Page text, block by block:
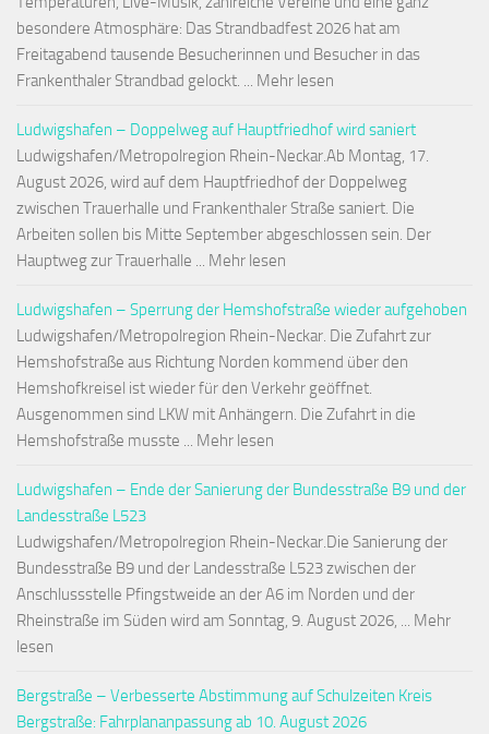
besondere Atmosphäre: Das Strandbadfest 2026 hat am
Freitagabend tausende Besucherinnen und Besucher in das
Frankenthaler Strandbad gelockt. ... Mehr lesen
Ludwigshafen – Doppelweg auf Hauptfriedhof wird saniert
Ludwigshafen/Metropolregion Rhein-Neckar.Ab Montag, 17.
August 2026, wird auf dem Hauptfriedhof der Doppelweg
zwischen Trauerhalle und Frankenthaler Straße saniert. Die
Arbeiten sollen bis Mitte September abgeschlossen sein. Der
Hauptweg zur Trauerhalle ... Mehr lesen
Ludwigshafen – Sperrung der Hemshofstraße wieder aufgehoben
Ludwigshafen/Metropolregion Rhein-Neckar. Die Zufahrt zur
Hemshofstraße aus Richtung Norden kommend über den
Hemshofkreisel ist wieder für den Verkehr geöffnet.
Ausgenommen sind LKW mit Anhängern. Die Zufahrt in die
Hemshofstraße musste ... Mehr lesen
Ludwigshafen – Ende der Sanierung der Bundesstraße B9 und der
Landesstraße L523
Ludwigshafen/Metropolregion Rhein-Neckar.Die Sanierung der
Bundesstraße B9 und der Landesstraße L523 zwischen der
Anschlussstelle Pfingstweide an der A6 im Norden und der
Rheinstraße im Süden wird am Sonntag, 9. August 2026, ... Mehr
lesen
Bergstraße – Verbesserte Abstimmung auf Schulzeiten Kreis
Bergstraße: Fahrplananpassung ab 10. August 2026